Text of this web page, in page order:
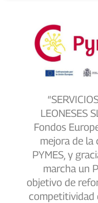
LEONESES
Fondos
mejora de
PYMES, y
marcha un
objetivo de
competitividad